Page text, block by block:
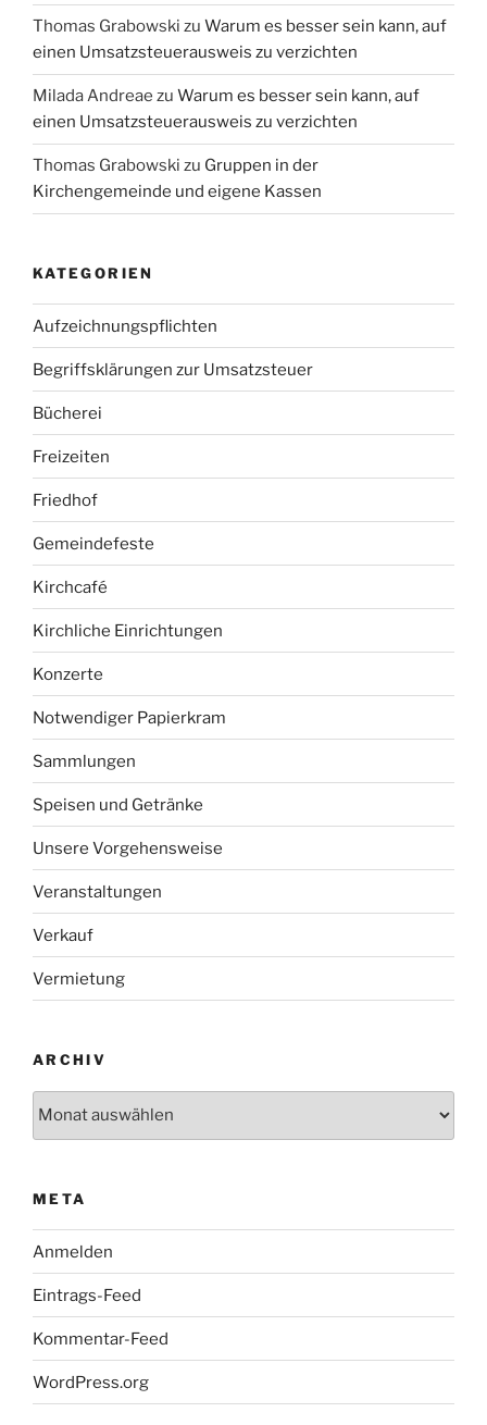
Thomas Grabowski zu Warum es besser sein kann, auf
einen Umsatzsteuerausweis zu verzichten
Milada Andreae zu Warum es besser sein kann, auf
einen Umsatzsteuerausweis zu verzichten
Thomas Grabowski zu Gruppen in der
Kirchengemeinde und eigene Kassen
KATEGORIEN
Aufzeichnungspflichten
Begriffsklärungen zur Umsatzsteuer
Bücherei
Freizeiten
Friedhof
Gemeindefeste
Kirchcafé
Kirchliche Einrichtungen
Konzerte
Notwendiger Papierkram
Sammlungen
Speisen und Getränke
Unsere Vorgehensweise
Veranstaltungen
Verkauf
Vermietung
ARCHIV
META
Anmelden
Eintrags-Feed
Kommentar-Feed
WordPress.org